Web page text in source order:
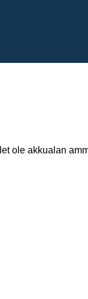
ole akkualan